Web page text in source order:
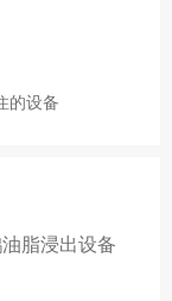
的设备
脂浸出设备